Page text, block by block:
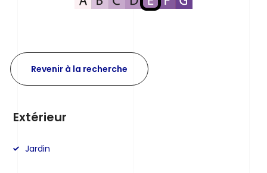
Revenir à la recherche
Extérieur
Jardin